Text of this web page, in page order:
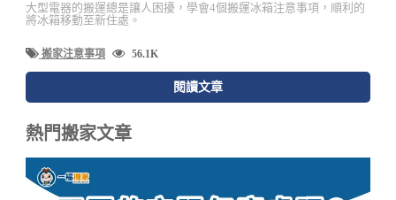
大型電器的搬運總是讓人困擾，學會4個搬運冰箱注意事項，順利的
將冰箱移動至新住處。
搬家注意事項 56.1K
閱讀文章
熱門搬家文章